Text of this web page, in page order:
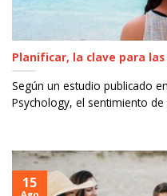
Planificar, la clave para
Según un estudio publicado
Psychology, el sentimiento de
15